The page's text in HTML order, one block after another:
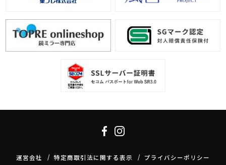
運営会社 特定商取引法に関する表示 プライバシーポリシー